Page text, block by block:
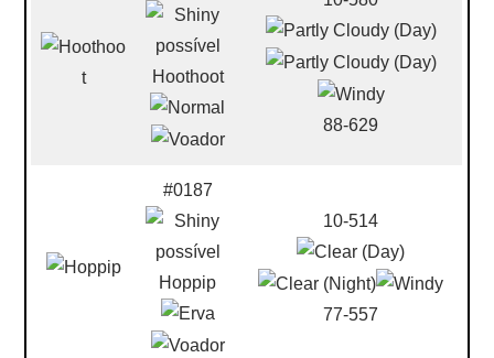
Hoothoot
88-629
#0187
Hoppip
10-514
77-557